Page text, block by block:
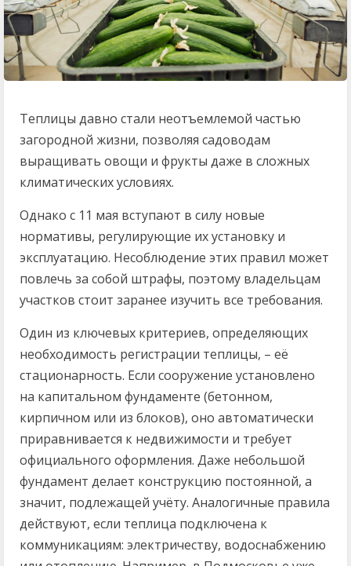
Теплицы давно стали неотъемлемой частью
загородной жизни, позволяя садоводам
выращивать овощи и фрукты даже в сложных
климатических условиях.
Однако с 11 мая вступают в силу новые
нормативы, регулирующие их установку и
эксплуатацию. Несоблюдение этих правил может
повлечь за собой штрафы, поэтому владельцам
участков стоит заранее изучить все требования.
Один из ключевых критериев, определяющих
необходимость регистрации теплицы, – её
стационарность. Если сооружение установлено
на капитальном фундаменте (бетонном,
кирпичном или из блоков), оно автоматически
приравнивается к недвижимости и требует
официального оформления. Даже небольшой
фундамент делает конструкцию постоянной, а
значит, подлежащей учёту. Аналогичные правила
действуют, если теплица подключена к
коммуникациям: электричеству, водоснабжению